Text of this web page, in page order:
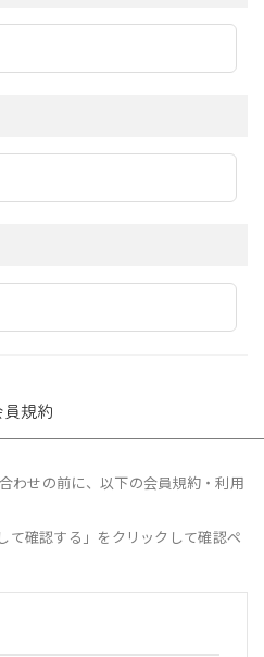
規約
わせの前に、以下の会員規約・利用
て確認する」をクリックして確認ペ